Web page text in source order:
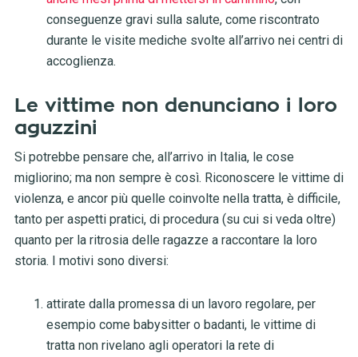
conseguenze gravi sulla salute, come riscontrato
durante le visite mediche svolte all’arrivo nei centri di
accoglienza.
Le vittime non denunciano i loro
aguzzini
Si potrebbe pensare che, all’arrivo in Italia, le cose
migliorino; ma non sempre è così. Riconoscere le vittime di
violenza, e ancor più quelle coinvolte nella tratta, è difficile,
tanto per aspetti pratici, di procedura (su cui si veda oltre)
quanto per la ritrosia delle ragazze a raccontare la loro
storia. I motivi sono diversi:
attirate dalla promessa di un lavoro regolare, per
esempio come babysitter o badanti, le vittime di
tratta non rivelano agli operatori la rete di